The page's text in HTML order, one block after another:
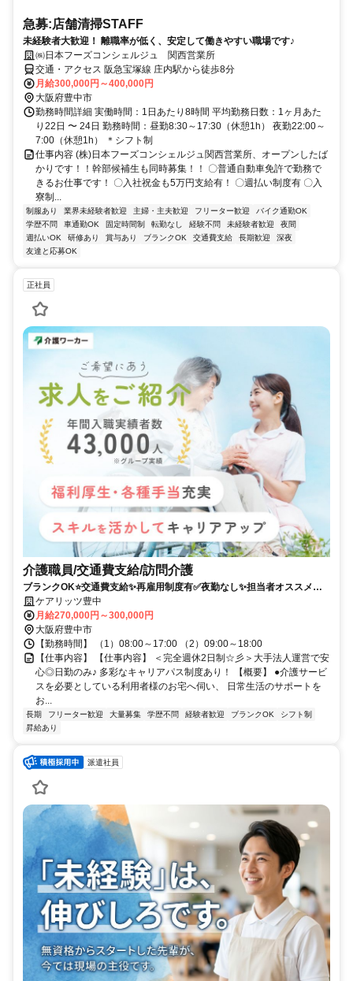
急募:店舗清掃STAFF
未経験者大歓迎！ 離職率が低く、安定して働きやすい職場です♪
㈱日本フーズコンシェルジュ 関西営業所
交通・アクセス 阪急宝塚線 庄内駅から徒歩8分
月給300,000円～400,000円
大阪府豊中市
勤務時間詳細 実働時間：1日あたり8時間 平均勤務日数：1ヶ月あた
り22日 〜 24日 勤務時間：昼勤8:30～17:30（休憩1h） 夜勤22:00～
7:00（休憩1h） ＊シフト制
仕事内容 (株)日本フーズコンシェルジュ関西営業所、オープンしたば
かりです！！幹部候補生も同時募集！！ 〇普通自動車免許で勤務で
きるお仕事です！ 〇入社祝金も5万円支給有！ 〇週払い制度有 〇入
寮制...
制服あり 業界未経験者歓迎 主婦・主夫歓迎 フリーター歓迎
バイク通勤OK
学歴不問
車通勤OK 固定時間制 転勤なし 経験不問 未経験者歓迎
夜間
週払いOK
研修あり 賞与あり ブランクOK 交通費支給 長期歓迎
深夜
友達と応募OK
正社員
介護職員/交通費支給/訪問介護
ブランクOK⭐️交通費支給✨再雇用制度有✅️夜勤なし✨担当者オススメ⭕️
未経験歓迎✨研修支援有❗️経験者優遇⭐️週休2日✊️駅チカ
ケアリッツ豊中
月給270,000円～300,000円
大阪府豊中市
【勤務時間】 （1）08:00～17:00 （2）09:00～18:00
【仕事内容】 【仕事内容】 ＜完全週休2日制☆彡＞大手法人運営で安
心◎日勤のみ♪ 多彩なキャリアパス制度あり！ 【概要】 ●介護サービ
スを必要としている利用者様のお宅へ伺い、 日常生活のサポートを
お...
長期 フリーター歓迎 大量募集 学歴不問 経験者歓迎 ブランクOK
シフト制
昇給あり
派遣社員